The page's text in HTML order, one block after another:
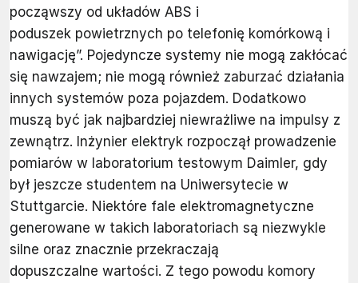
począwszy od układów ABS i
poduszek powietrznych po telefonię komórkową i
nawigację”. Pojedyncze systemy nie mogą zakłócać
się nawzajem; nie mogą również zaburzać działania
innych systemów poza pojazdem. Dodatkowo
muszą być jak najbardziej niewrażliwe na impulsy z
zewnątrz. Inżynier elektryk rozpoczął prowadzenie
pomiarów w laboratorium testowym Daimler, gdy
był jeszcze studentem na Uniwersytecie w
Stuttgarcie. Niektóre fale elektromagnetyczne
generowane w takich laboratoriach są niezwykle
silne oraz znacznie przekraczają
dopuszczalne wartości. Z tego powodu komory